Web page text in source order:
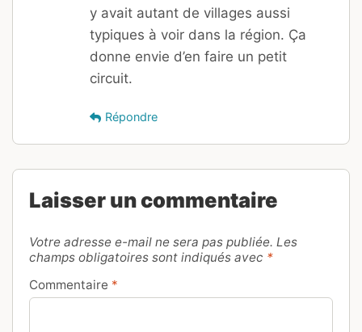
y avait autant de villages aussi
typiques à voir dans la région. Ça
donne envie d’en faire un petit
circuit.
Répondre
Laisser un commentaire
Votre adresse e-mail ne sera pas publiée. Les
champs obligatoires sont indiqués avec *
Commentaire *